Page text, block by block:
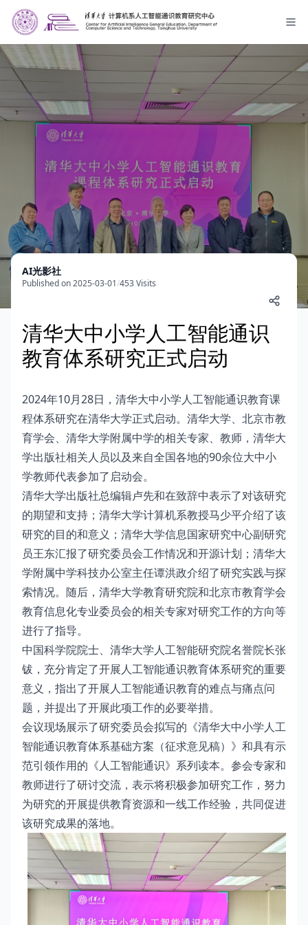
AI光影社
Published on 2025-03-01/453 Visits
清华大中小学人工智能通识
教育体系研究正式启动
2024年10月28日，清华大中小学人工智能通识教育课
程体系研究在清华大学正式启动。清华大学、北京市教
育学会、清华大学附属中学的相关专家、教师，清华大
学出版社相关人员以及来自全国各地的90余位大中小
学教师代表参加了启动会。
清华大学出版社总编辑卢先和在致辞中表示了对该研究
的期望和支持；清华大学计算机系教授马少平介绍了该
研究的目的和意义；清华大学信息国家研究中心副研究
员王东汇报了研究委员会工作情况和开源计划；清华大
学附属中学科技办公室主任谭洪政介绍了研究实践与探
索情况。随后，清华大学教育研究院和北京市教育学会
教育信息化专业委员会的相关专家对研究工作的方向等
进行了指导。
中国科学院院士、清华大学人工智能研究院名誉院长张
钹，充分肯定了开展人工智能通识教育体系研究的重要
意义，指出了开展人工智能通识教育的难点与痛点问
题，并提出了开展此项工作的必要举措。
会议现场展示了研究委员会拟写的《清华大中小学人工
智能通识教育体系基础方案（征求意见稿）》和具有示
范引领作用的《人工智能通识》系列读本。参会专家和
教师进行了研讨交流，表示将积极参加研究工作，努力
为研究的开展提供教育资源和一线工作经验，共同促进
该研究成果的落地。